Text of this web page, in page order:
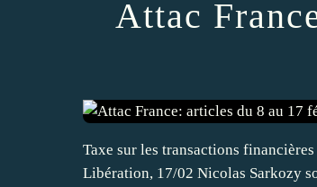
Attac
Taxe sur les transactions
Libération, 17/02 Nicolas Sarkozy